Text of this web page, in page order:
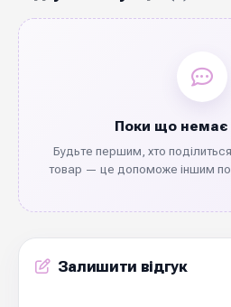
Поки що немає
Будьте першим, хто
товар — це допоможе іншим
Залишити відгук